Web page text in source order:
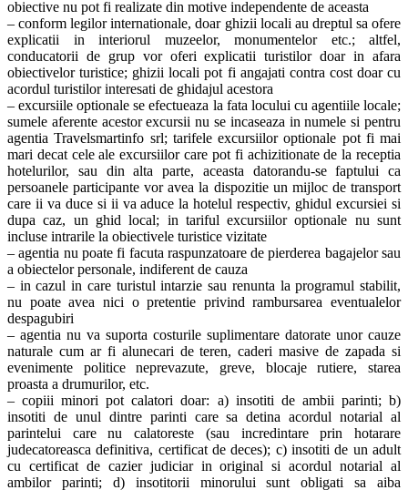
obiective nu pot fi realizate din motive independente de aceasta
– conform legilor internationale, doar ghizii locali au dreptul sa ofere
explicatii in interiorul muzeelor, monumentelor etc.; altfel,
conducatorii de grup vor oferi explicatii turistilor doar in afara
obiectivelor turistice; ghizii locali pot fi angajati contra cost doar cu
acordul turistilor interesati de ghidajul acestora
– excursiile optionale se efectueaza la fata locului cu agentiile locale;
sumele aferente acestor excursii nu se incaseaza in numele si pentru
agentia Travelsmartinfo srl; tarifele excursiilor optionale pot fi mai
mari decat cele ale excursiilor care pot fi achizitionate de la receptia
hotelurilor, sau din alta parte, aceasta datorandu-se faptului ca
persoanele participante vor avea la dispozitie un mijloc de transport
care ii va duce si ii va aduce la hotelul respectiv, ghidul excursiei si
dupa caz, un ghid local; in tariful excursiilor optionale nu sunt
incluse intrarile la obiectivele turistice vizitate
– agentia nu poate fi facuta raspunzatoare de pierderea bagajelor sau
a obiectelor personale, indiferent de cauza
– in cazul in care turistul intarzie sau renunta la programul stabilit,
nu poate avea nici o pretentie privind rambursarea eventualelor
despagubiri
– agentia nu va suporta costurile suplimentare datorate unor cauze
naturale cum ar fi alunecari de teren, caderi masive de zapada si
evenimente politice neprevazute, greve, blocaje rutiere, starea
proasta a drumurilor, etc.
– copiii minori pot calatori doar: a) insotiti de ambii parinti; b)
insotiti de unul dintre parinti care sa detina acordul notarial al
parintelui care nu calatoreste (sau incredintare prin hotarare
judecatoreasca definitiva, certificat de deces); c) insotiti de un adult
cu certificat de cazier judiciar in original si acordul notarial al
ambilor parinti; d) insotitorii minorului sunt obligati sa aiba